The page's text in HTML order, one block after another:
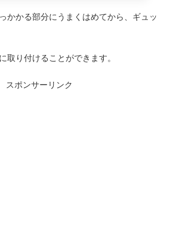
かかる部分にうまくはめてから、ギュッ
取り付けることができます。
スポンサーリンク